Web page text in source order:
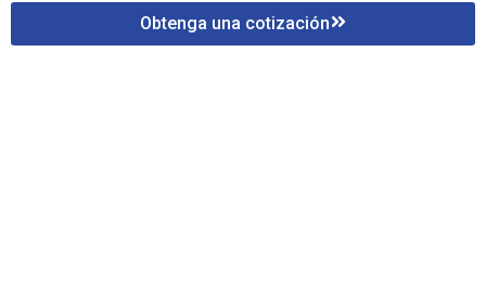
Obtenga una cotización